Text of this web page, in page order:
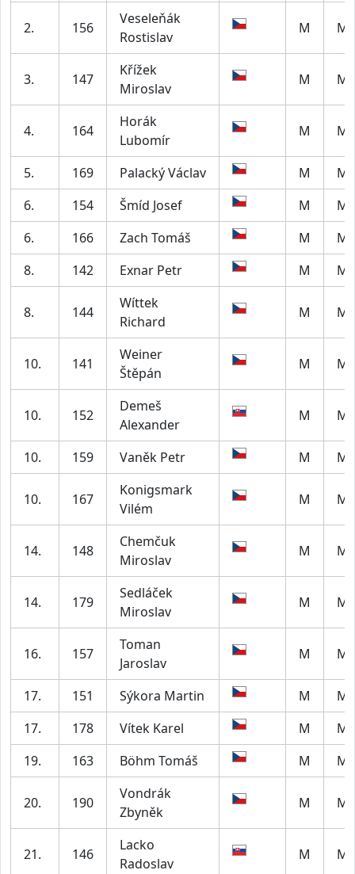
2. 156
Veseleňák
Rostislav
M
3. 147
Křížek
Miroslav
M
4. 164
Horák
Lubomír
M
5. 169 Palacký Václav M
6.
154 Šmíd Josef M
6.
166 Zach Tomáš M
8.
142 Exnar Petr M
8. 144
Wíttek
Richard
M
10. 141
Weiner
Štěpán
M
10. 152
Demeš
Alexander
M
10. 159 Vaněk Petr M
10. 167
Konigsmark
Vilém
M
14. 148
Chemčuk
Miroslav
M
14. 179
Sedláček
Miroslav
M
16. 157
Toman
Jaroslav
M
17. 151 Sýkora Martin M
17.
178 Vítek Karel M
19.
163 Böhm Tomáš M
20. 190
Vondrák
Zbyněk
M
21. 146
Lacko
Radoslav
M